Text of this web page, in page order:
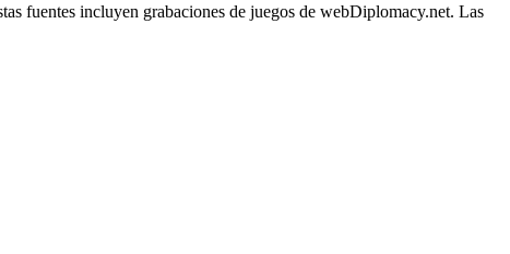
fuentes incluyen grabaciones de juegos de webDiplomacy.net. Las